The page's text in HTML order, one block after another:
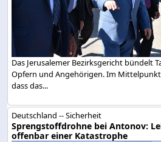
Das Jerusalemer Bezirksgericht bündelt
Opfern und Angehörigen. Im
dass das...
Deutschland -- Sicherheit
Sprengstoffdrohne bei Antonov:
offenbar einer Katastrophe